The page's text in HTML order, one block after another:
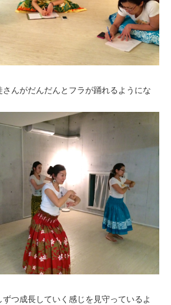
んがだんだんとフラが踊れるようにな
つ成長していく感じを見守っているよ